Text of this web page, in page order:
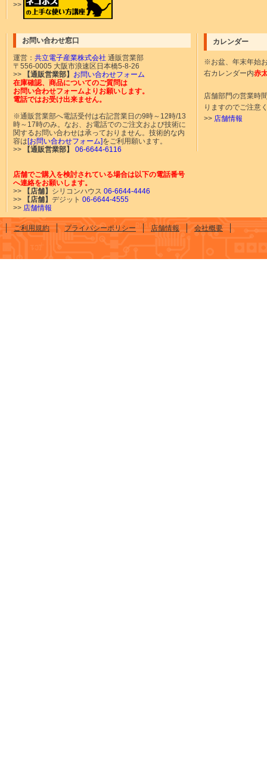
>>
お問い合わせ窓口
運営： 共立電子産業株式会社 通販営業部
〒556-0005 大阪市浪速区日本橋5-8-26
>>
【通販営業部】 お問い合わせフォーム
在庫確認、商品についてのご質問は
お問い合わせフォームよりお願いします。
電話ではお受け出来ません。
※通販営業部へ電話受付は右記営業日の9時～12時/13
時～17時のみ。なお、お電話でのご注文および技術に
関するお問い合わせは承っておりません。技術的な内
容は[お問い合わせフォーム]をご利用願います。
>>
【通販営業部】 06-6644-6116
店舗でご購入を検討されている場合は以下の電話番号
へ連絡をお願いします。
>>
【店舗】 シリコンハウス 06-6644-4446
>>
【店舗】 デジット 06-6644-4555
>> 店舗情報
カレンダー
※お盆、年末年始
右カレンダー内赤
店舗部門の営業時
りますのでご注意
>> 店舗情報
ご利用規約 プライバシーポリシー 店舗情報 会社概要